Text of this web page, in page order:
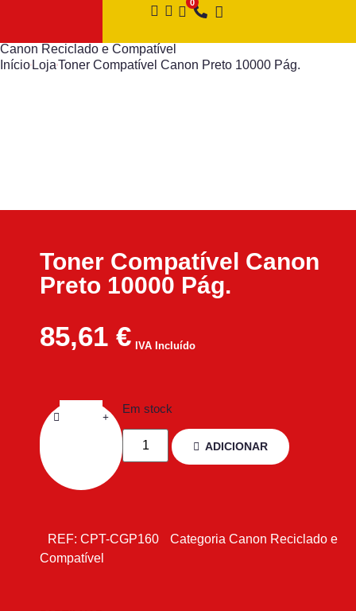
Canon Reciclado e Compatível
Início LojaToner Compatível Canon Preto 10000 Pág.
Toner Compatível Canon
Preto 10000 Pág.
85,61 € IVA Incluído
Em stock
ADICIONAR
REF: CPT-CGP160 Categoria Canon Reciclado e
Compatível